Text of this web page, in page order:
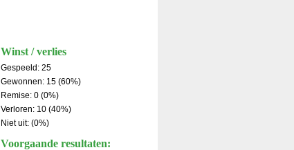
Winst / verlies
Gespeeld: 25
Gewonnen: 15 (60%)
Remise: 0 (0%)
Verloren: 10 (40%)
Niet uit: (0%)
Voorgaande resultaten: